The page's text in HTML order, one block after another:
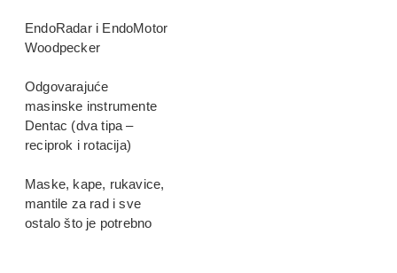
EndoRadar i EndoMotor
Woodpecker
Odgovarajuće
masinske instrumente
Dentac (dva tipa –
reciprok i rotacija)
Maske, kape, rukavice,
mantile za rad i sve
ostalo što je potrebno